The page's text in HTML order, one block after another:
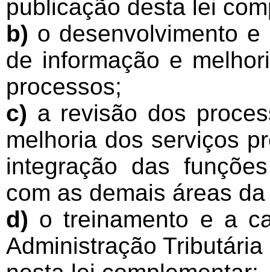
publicação desta lei
b) o desenvolvimento
de informação e
processos;
c) a revisão dos
melhoria dos serviços
integração das
com as demais áreas
d) o treinamento e a
Administração